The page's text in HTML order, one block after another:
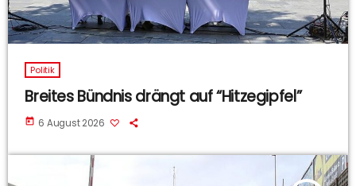
Politik
Breites Bündnis drängt auf “Hitzegipfel”
today 6 August 2026